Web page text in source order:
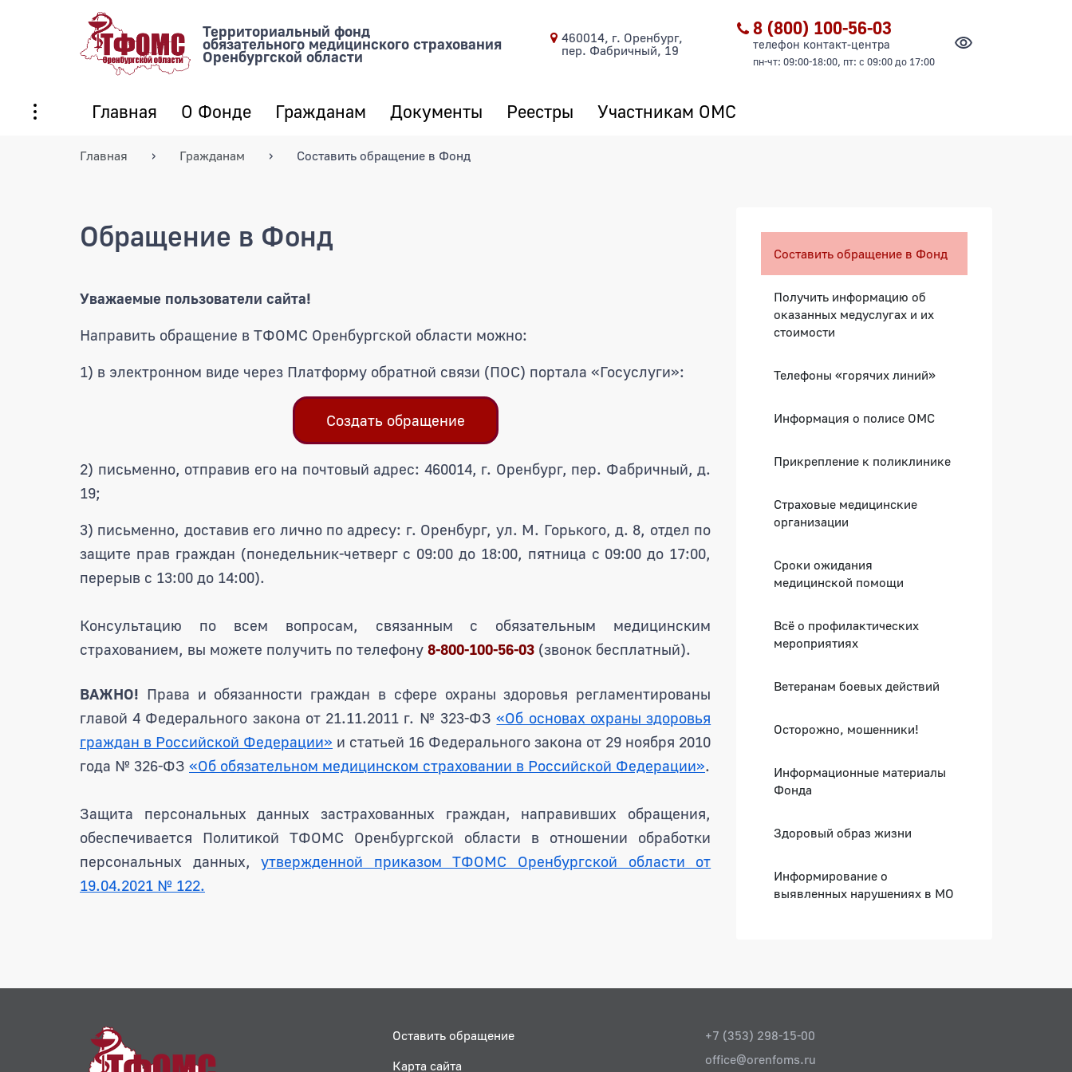
Территориальный фонд
обязательного медицинского страхования
Оренбургской области
460014, г. Оренбург,
пер. Фабричный, 19
8 (800) 100-56-03
телефон контакт-центра
пн-чт: 09:00-18:00, пт: с 09:00 до 17:00
Главная О Фонде Гражданам Документы Реестры Участникам ОМС
Главная Гражданам Составить обращение в Фонд
Обращение в Фонд
Уважаемые пользователи сайта!
Направить обращение в ТФОМС Оренбургской области можно:
1) в электронном виде через Платформу обратной связи (ПОС) портала «Госуслуги»:
Создать обращение
2) письменно, отправив его на почтовый адрес: 460014, г. Оренбург, пер. Фабричный, д.
19;
3) письменно, доставив его лично по адресу: г. Оренбург, ул. М. Горького, д. 8, отдел по
защите прав граждан (понедельник-четверг с 09:00 до 18:00, пятница с 09:00 до 17:00,
перерыв с 13:00 до 14:00).
Консультацию по всем вопросам, связанным с обязательным медицинским
страхованием, вы можете получить по телефону 8-800-100-56-03 (звонок бесплатный).
ВАЖНО! Права и обязанности граждан в сфере охраны здоровья регламентированы
главой 4 Федерального закона от 21.11.2011 г. № 323-ФЗ«Об основах охраны здоровья
граждан в Российской Федерации» и статьей 16 Федерального закона от 29 ноября 2010
года № 326-ФЗ «Об обязательном медицинском страховании в Российской Федерации».
Защита персональных данных застрахованных граждан, направивших обращения,
обеспечивается Политикой ТФОМС Оренбургской области в отношении обработки
персональных данных,утвержденной приказом ТФОМС Оренбургской области от
19.04.2021 № 122.
Составить обращение в Фонд
Получить информацию об
оказанных медуслугах и их
стоимости
Телефоны «горячих линий»
Информация о полисе ОМС
Прикрепление к поликлинике
Страховые медицинские
организации
Сроки ожидания
медицинской помощи
Всё о профилактических
мероприятиях
Ветеранам боевых действий
Осторожно, мошенники!
Информационные материалы
Фонда
Здоровый образ жизни
Информирование о
выявленных нарушениях в МО
Оставить обращение
Карта сайта
+7 (353) 298-15-00
office@orenfoms.ru